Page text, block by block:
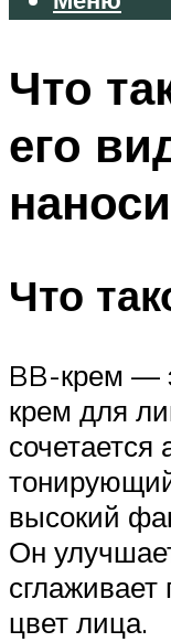
Меню
Что
его
Что
BB-крем —
крем для
сочетается
высокий
Он
цвет лица.